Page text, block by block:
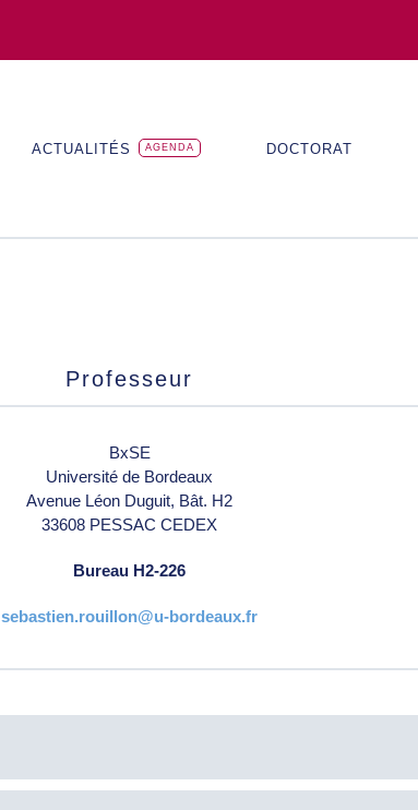
ACTUALITÉS AGENDA DOCTORAT
Professeur
BxSE
Université de Bordeaux
Avenue Léon Duguit, Bât. H2
33608 PESSAC CEDEX
Bureau H2-226
sebastien.rouillon@u-bordeaux.fr